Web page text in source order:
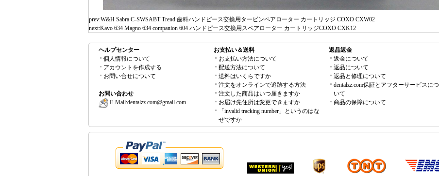
prev:W&H Sabra C-SWSABT Trend 歯科ハンドピース交換用タービンペアローター カートリッジ COXO CXW02
next:Kavo 634 Magno 634 companion 604 ハンドピース交換用スペアローター カートリッジCOXO CXK12
ヘルプセンター
個人情報について
アカウントを作成する
お問い合せについて
お問い合わせ
E-Mail:dentalzz.com@gmail.com
お支払い＆送料
お支払い方法について
配送方法について
送料はいくらですか
注文をオンラインで追跡する方法
注文した商品はいつ届きますか
お届け先住所は変更できますか
「invalid tracking number」というのはな
ぜですか
返品返金
返金について
返品について
返品と修理について
dentalzz.com保証とアフターサービスにつ
いて
商品の保障について